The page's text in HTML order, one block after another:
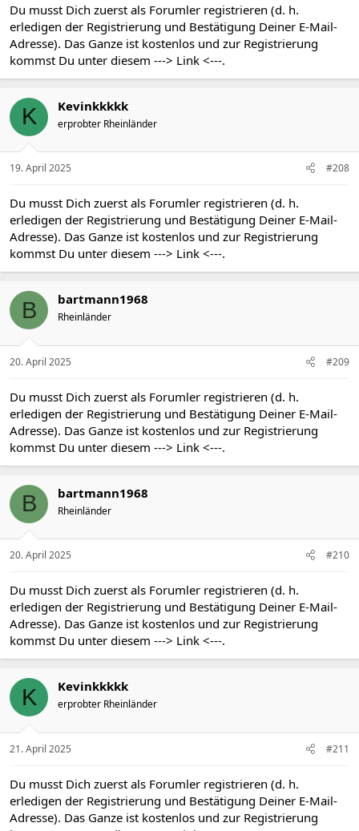
Du musst Dich zuerst als Forumler registrieren (d. h.
erledigen der Registrierung und Bestätigung Deiner E-Mail-
Adresse). Das Ganze ist kostenlos und zur Registrierung
kommst Du unter diesem ---> Link <---.
K Kevinkkkkk
erprobter Rheinländer
19. April 2025 #208
Du musst Dich zuerst als Forumler registrieren (d. h.
erledigen der Registrierung und Bestätigung Deiner E-Mail-
Adresse). Das Ganze ist kostenlos und zur Registrierung
kommst Du unter diesem ---> Link <---.
B bartmann1968
Rheinländer
20. April 2025 #209
Du musst Dich zuerst als Forumler registrieren (d. h.
erledigen der Registrierung und Bestätigung Deiner E-Mail-
Adresse). Das Ganze ist kostenlos und zur Registrierung
kommst Du unter diesem ---> Link <---.
B bartmann1968
Rheinländer
20. April 2025 #210
Du musst Dich zuerst als Forumler registrieren (d. h.
erledigen der Registrierung und Bestätigung Deiner E-Mail-
Adresse). Das Ganze ist kostenlos und zur Registrierung
kommst Du unter diesem ---> Link <---.
K Kevinkkkkk
erprobter Rheinländer
21. April 2025 #211
Du musst Dich zuerst als Forumler registrieren (d. h.
erledigen der Registrierung und Bestätigung Deiner E-Mail-
Adresse). Das Ganze ist kostenlos und zur Registrierung